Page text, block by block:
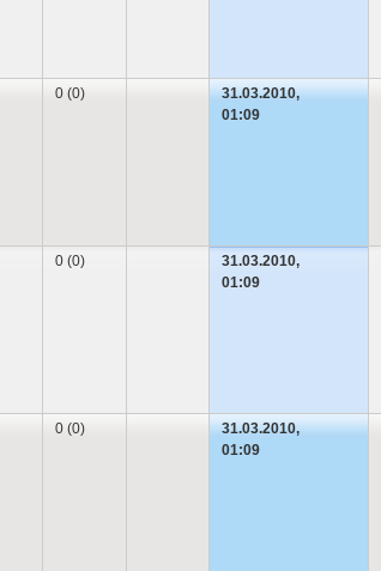
0 (0)
31.03.2010,
01:09
0 (0)
31.03.2010,
01:09
0 (0)
31.03.2010,
01:09